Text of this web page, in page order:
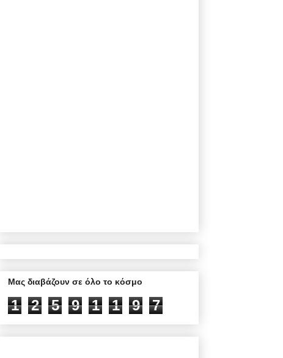
Μας διαβάζουν σε όλο το κόσμο
1 2 5 9 1 1 9 7